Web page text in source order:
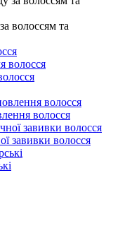
волоссям та
волосся
завивки волосся